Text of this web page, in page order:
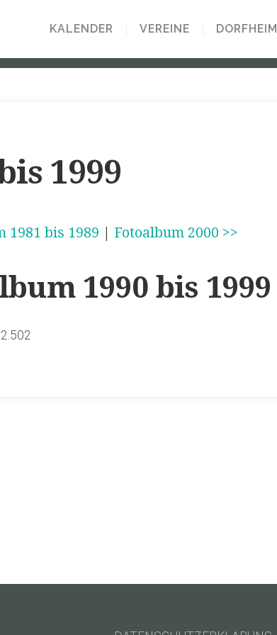
KALENDER VEREINE DORFHEIM
1999
1981 bis 1989 Fotoalbum 2000 >>
1990 bis 1999
2.502